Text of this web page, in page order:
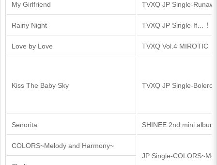
My Girlfriend TVXQ JP Single-
Rainy Night TVXQ JP Single-If…！
Love by Love TVXQ Vol.4 MIROTIC
Kiss The Baby Sky TVXQ JP Single-
Senorita SHINEE 2nd mini
COLORS~Melody and Harmony~
JP Single-